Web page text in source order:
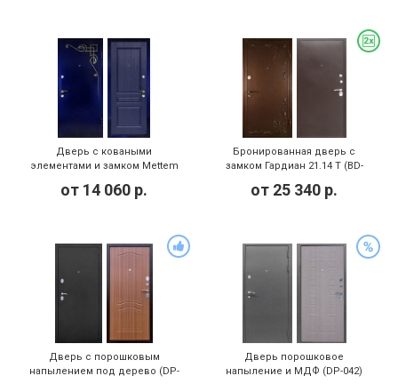
Дверь с коваными
элементами и замком Mettem
от 14 060 р.
Бронированная дверь с
замком Гардиан 21.14 Т (BD-
от 25 340 р.
Дверь с порошковым
напылением под дерево (DP-
Дверь порошковое
напыление и МДФ (DP-042)